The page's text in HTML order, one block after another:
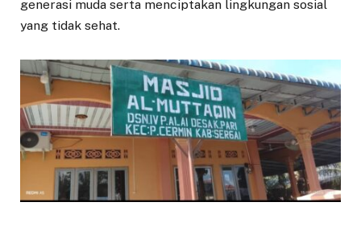
generasi muda serta menciptakan lingkungan sosial
yang tidak sehat.